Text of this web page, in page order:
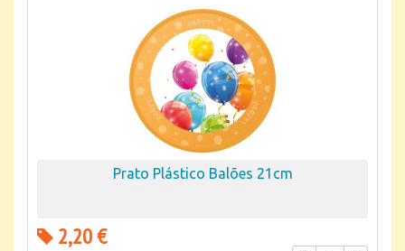
Prato Plástico Balões 21cm
2,20 €